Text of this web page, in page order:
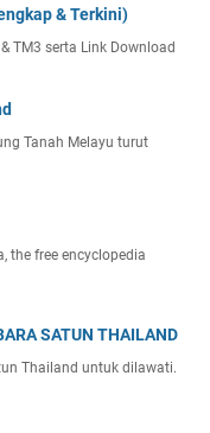
& Terkini)
TM3 serta Link Download
Tanah Melayu turut
the free encyclopedia
SATUN THAILAND
Thailand untuk dilawati.